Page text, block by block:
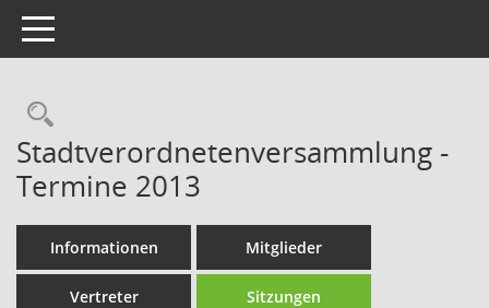
Toggle navigation
Rechercheauswahl
Stadtverordnetenversammlung -
Termine 2013
Informationen Mitglieder
Vertreter Sitzungen